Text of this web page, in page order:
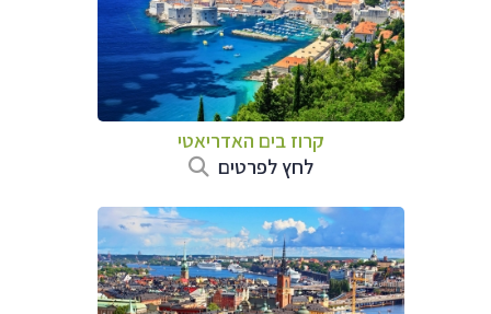
קרוז בים האדריאטי
לחץ לפרטים